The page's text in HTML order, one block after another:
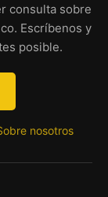
consulta sobre
Escríbenos y
posible.
nosotros